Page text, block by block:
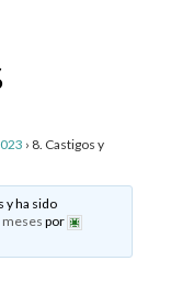
› 8. Castigos y
y ha sido
mesespor